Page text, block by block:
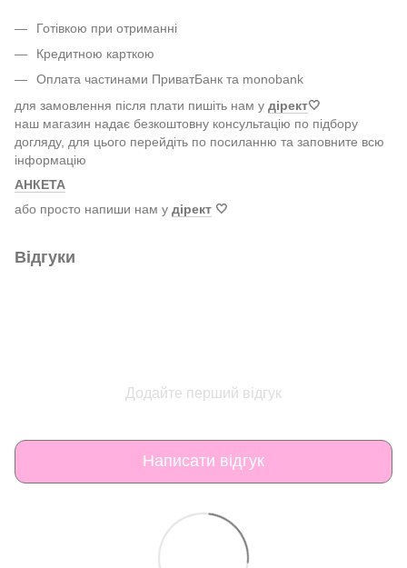
Готівкою при отриманні
Кредитною карткою
Оплата частинами ПриватБанк та monobank
для замовлення після плати пишіть нам у дірект🤍
наш магазин надає безкоштовну консультацію по підбору
догляду, для цього перейдіть по посиланню та заповните всю
інформацію
АНКЕТА
або просто напиши нам у дірект 🤍
Відгуки
Додайте перший відгук
Написати відгук